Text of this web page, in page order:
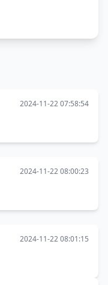
2024-11-22 07:58:54
2024-11-22 08:00:23
2024-11-22 08:01:15